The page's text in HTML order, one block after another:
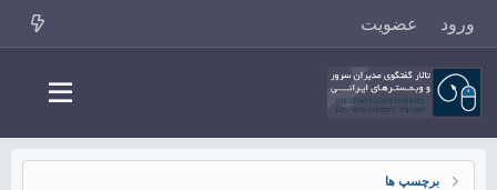
ورود عضویت
برچسپ ها